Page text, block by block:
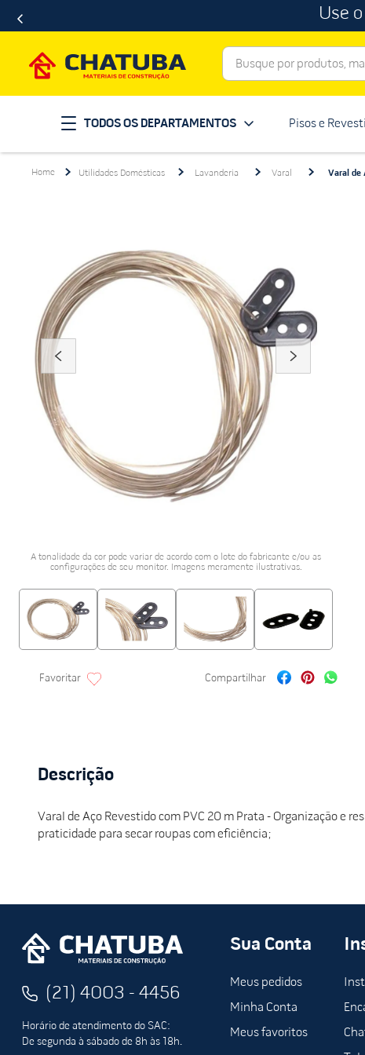
Use
Busque por produtos,
TODOS OS DEPARTAMENTOS Pisos e
Utilidades Domésticas Lavanderia Varal Varal de
A tonalidade da cor pode variar de acordo com o lote do fabricante e/ou as
configurações de seu monitor. Imagens meramente ilustrativas.
Descrição
Varal de Aço Revestido com PVC 20 m Prata - Organização e
praticidade para secar roupas com eficiência;
(21) 4003 - 4456
Horário de atendimento do SAC:
De segunda à sábado de 8h às 18h.
Sua Conta
Meus pedidos
Minha Conta
Meus favoritos
1º porcelanato
2º telha
7º chuveiro
8º vaso sanitário
9º telhas
10º porcelanato acetinado